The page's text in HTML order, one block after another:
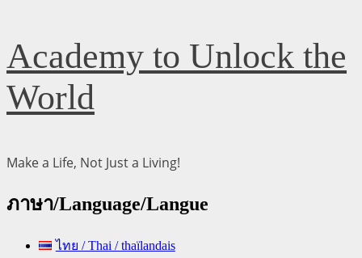
Skip
to
content
Academy to Unlock the
World
Make a Life, Not Just a Living!
ภาษา/Language/Langue
ไทย / Thai / thaïlandais